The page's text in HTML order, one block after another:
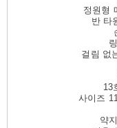
정원형
반 타
걸림 없
13
사이즈
약